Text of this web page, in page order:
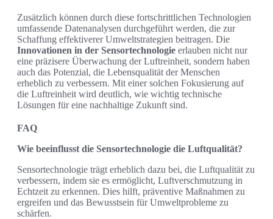
Zusätzlich können durch diese fortschrittlichen Technologien
umfassende Datenanalysen durchgeführt werden, die zur
Schaffung effektiverer Umweltstrategien beitragen. Die
Innovationen in der Sensortechnologie erlauben nicht nur
eine präzisere Überwachung der Luftreinheit, sondern haben
auch das Potenzial, die Lebensqualität der Menschen
erheblich zu verbessern. Mit einer solchen Fokusierung auf
die Luftreinheit wird deutlich, wie wichtig technische
Lösungen für eine nachhaltige Zukunft sind.
FAQ
Wie beeinflusst die Sensortechnologie die Luftqualität?
Sensortechnologie trägt erheblich dazu bei, die Luftqualität zu
verbessern, indem sie es ermöglicht, Luftverschmutzung in
Echtzeit zu erkennen. Dies hilft, präventive Maßnahmen zu
ergreifen und das Bewusstsein für Umweltprobleme zu
schärfen.